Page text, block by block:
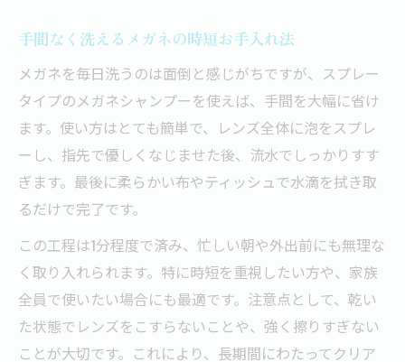
手間なく洗えるメガネの時短お手入れ法
メガネを毎日洗うのは面倒と感じがちですが、スプレー
タイプのメガネシャンプーを使えば、手間を大幅に省け
ます。使い方はとても簡単で、レンズ全体に泡をスプレ
ーし、指先で優しくなじませた後、流水でしっかりすす
ぎます。最後に柔らかい布やティッシュで水滴を拭き取
るだけで完了です。
この工程は1分程度で済み、忙しい朝や外出前にも無理な
く取り入れられます。特に時短を重視したい方や、家族
全員で使いたい場合にも最適です。注意点として、乾い
た状態でレンズをこすらないことや、強く擦りすぎない
ことが大切です。これにより、長期間にわたってクリア